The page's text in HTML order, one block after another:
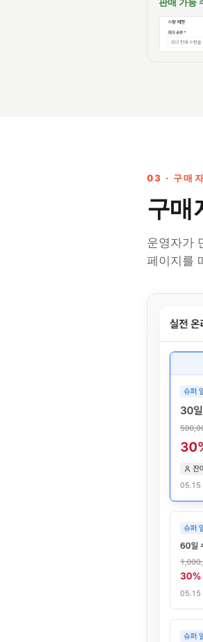
판매 가능
03 · 구매
구매
운영자가
페이지를